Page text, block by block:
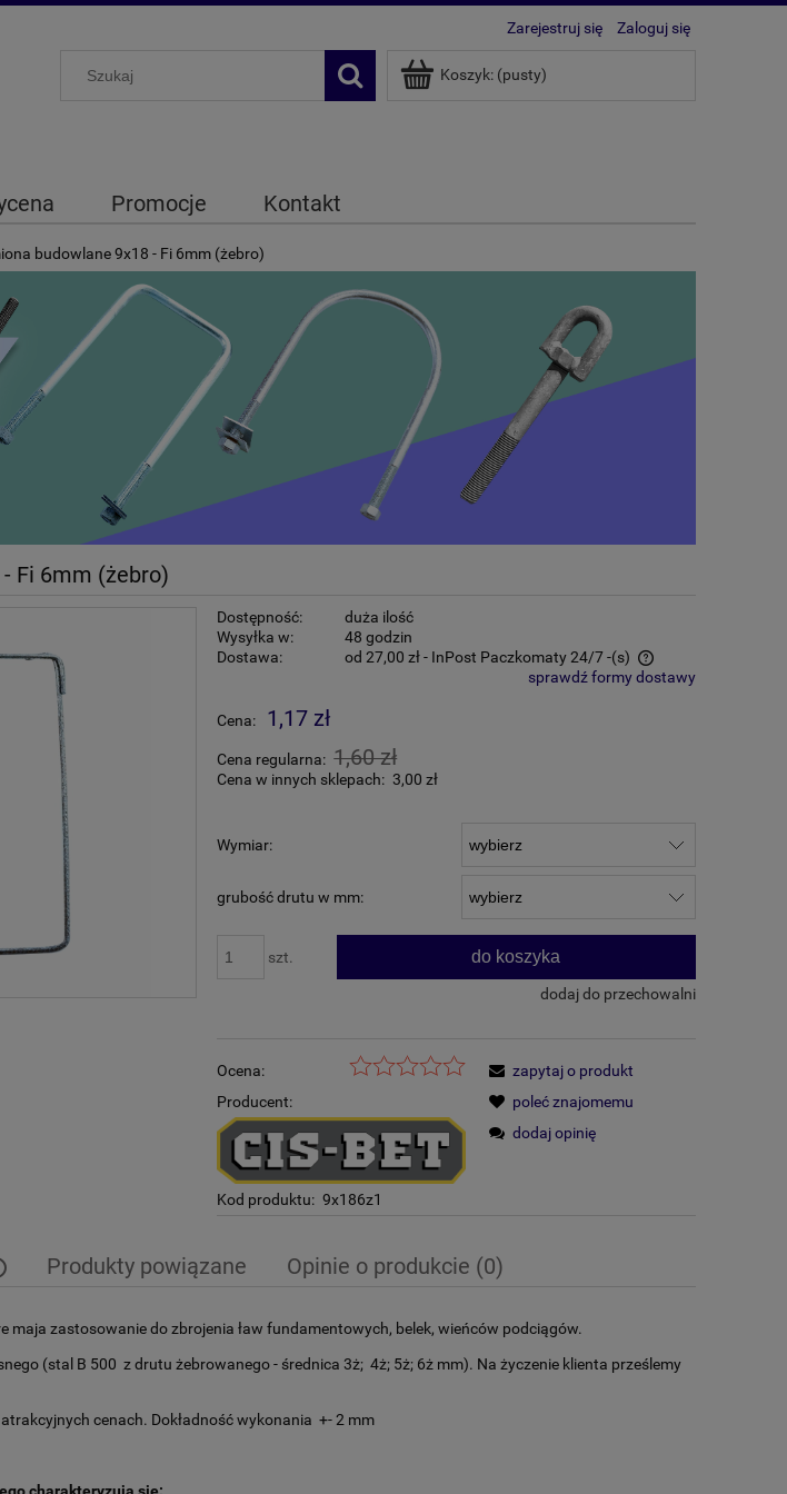
Zarejestruj się Zaloguj się
Koszyk: (pusty)
Promocje Kontakt
budowlane 9x18 - Fi 6mm (żebro)
Fi 6mm (żebro)
Dostępność:
duża ilość
Wysyłka w:
48 godzin
Dostawa:
od 27,00 zł- InPost Paczkomaty 24/7 -(s)
sprawdź formy dostawy
Cena: 1,17 zł
Cena regularna: 1,60 zł
Cena w innych sklepach: 3,00 zł
Wymiar:
grubość drutu w mm:
szt. do koszyka
dodaj do przechowalni
Ocena:
Producent:
Kod produktu: 9x186z1
zapytaj o produkt
poleć znajomemu
dodaj opinię
Cena nie zawiera ewentualnych kosztów
Produkty powiązane Opinie o produkcie (0)
zastosowanie do zbrojenia ław fundamentowych, belek, wieńców podciągów.
(stal B 500 z drutu żebrowanego - średnica 3ż; 4ż; 5ż; 6ż mm). Na życzenie klienta prześlemy
cenach. Dokładność wykonania +- 2 mm